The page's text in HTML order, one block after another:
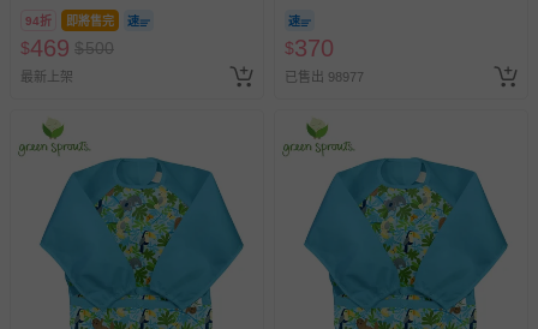
94折 即將售完
$469 $500
最新上架
$370
已售出 98977